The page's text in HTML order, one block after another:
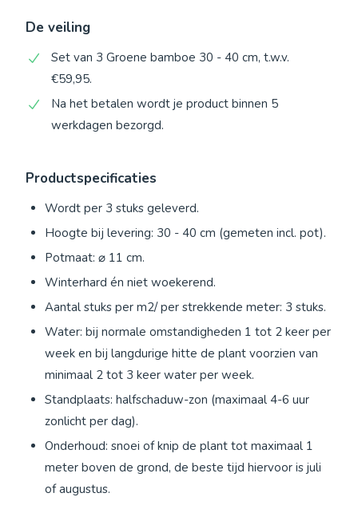
De veiling
Set van 3 Groene bamboe 30 - 40 cm, t.w.v.
€59,95.
Na het betalen wordt je product binnen 5
werkdagen bezorgd.
Productspecificaties
Wordt per 3 stuks geleverd.
Hoogte bij levering: 30 - 40 cm (gemeten incl. pot).
Potmaat: ⌀ 11 cm.
Winterhard én niet woekerend.
Aantal stuks per m2/ per strekkende meter: 3 stuks.
Water: bij normale omstandigheden 1 tot 2 keer per
week en bij langdurige hitte de plant voorzien van
minimaal 2 tot 3 keer water per week.
Standplaats: halfschaduw-zon (maximaal 4-6 uur
zonlicht per dag).
Onderhoud: snoei of knip de plant tot maximaal 1
meter boven de grond, de beste tijd hiervoor is juli
of augustus.